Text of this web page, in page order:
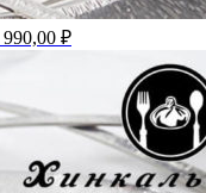
990,00 ₽